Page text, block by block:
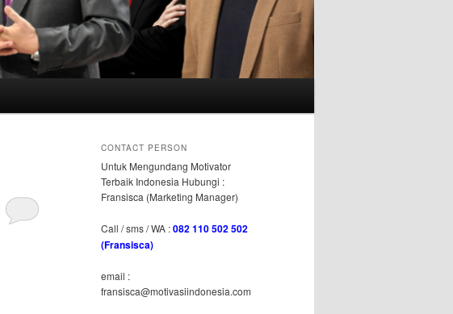
CONTACT PERSON
Untuk Mengundang Motivator
Terbaik Indonesia Hubungi :
Fransisca (Marketing Manager)
Call / sms / WA :082 110 502 502
(Fransisca)
email :
fransisca@motivasiindonesia.com